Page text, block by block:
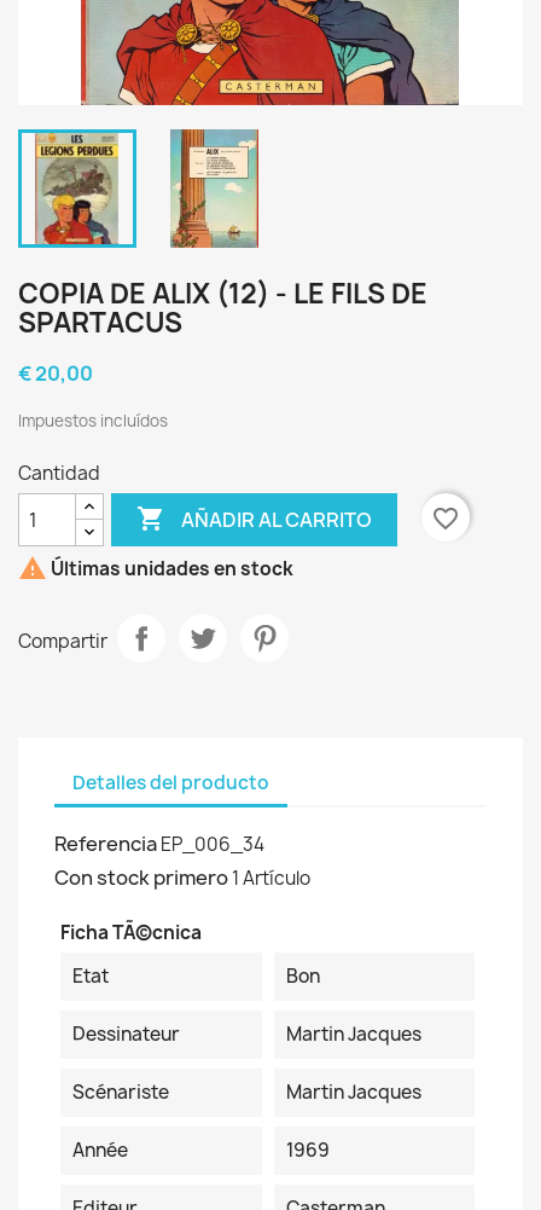
COPIA DE ALIX (12) - LE FILS DE
SPARTACUS
€ 20,00
Impuestos incluídos
Cantidad
 AÑADIR AL CARRITO
favorite_border
 Últimas unidades en stock
Compartir
Detalles del producto
ReferenciaEP_006_34
Con stock primero1 Artículo
Ficha TÃ©cnica
Etat
Bon
Dessinateur Martin Jacques
Scénariste Martin Jacques
Année 1969